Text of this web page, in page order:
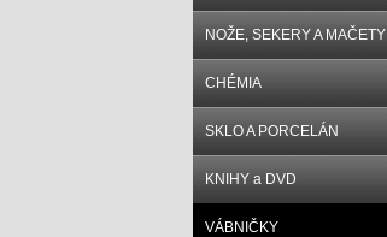
NOŽE, SEKERY A MAČETY
CHÉMIA
SKLO A PORCELÁN
KNIHY a DVD
VÁBNIČKY